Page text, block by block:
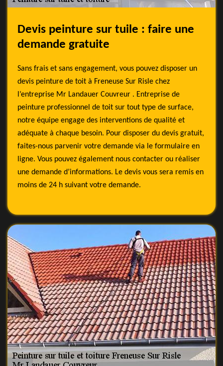
Devis peinture sur tuile : faire une
demande gratuite
Sans frais et sans engagement, vous pouvez disposer un
devis peinture de toit à Freneuse Sur Risle chez
l’entreprise Mr Landauer Couvreur . Entreprise de
peinture professionnel de toit sur tout type de surface,
notre équipe engage des interventions de qualité et
adéquate à chaque besoin. Pour disposer du devis gratuit,
faites-nous parvenir votre demande via le formulaire en
ligne. Vous pouvez également nous contacter ou réaliser
une demande d’informations. Le devis vous sera remis en
moins de 24 h suivant votre demande.